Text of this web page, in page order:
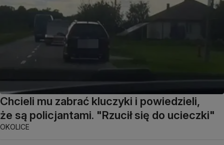
Chcieli mu zabrać kluczyki i powiedzieli,
że są policjantami. "Rzucił się do ucieczki"
OKOLICE